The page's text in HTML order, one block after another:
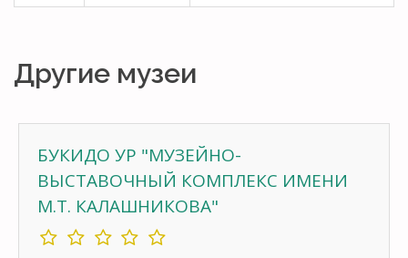
Другие музеи
БУКИДО УР "МУЗЕЙНО-
ВЫСТАВОЧНЫЙ КОМПЛЕКС ИМЕНИ
М.Т. КАЛАШНИКОВА"